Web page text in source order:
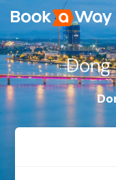
Dong